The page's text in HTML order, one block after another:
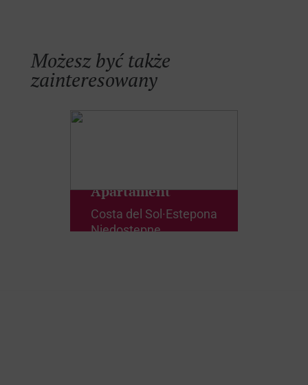
Możesz być także
zainteresowany
Apartament
Costa del Sol ·Estepona
Niedostępne